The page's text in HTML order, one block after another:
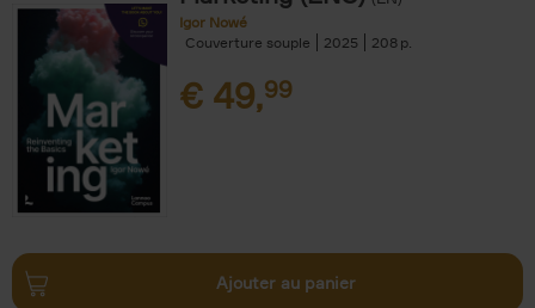
Igor Nowé
Couverture souple
2025 208
€ 49,99
Ajouter au panier